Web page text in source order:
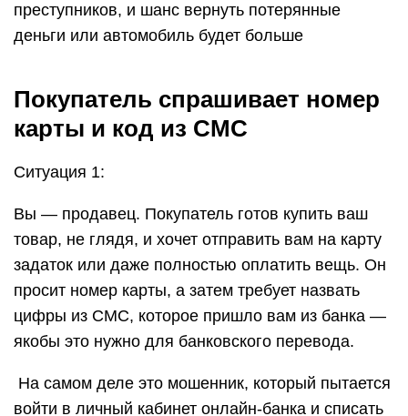
преступников, и шанс вернуть потерянные
деньги или автомобиль будет больше
Покупатель спрашивает номер
карты и код из СМС
Ситуация 1:
Вы — продавец. Покупатель готов купить ваш
товар, не глядя, и хочет отправить вам на карту
задаток или даже полностью оплатить вещь. Он
просит номер карты, а затем требует назвать
цифры из СМС, которое пришло вам из банка —
якобы это нужно для банковского перевода.
️ На самом деле это мошенник, который пытается
войти в личный кабинет онлайн-банка и списать